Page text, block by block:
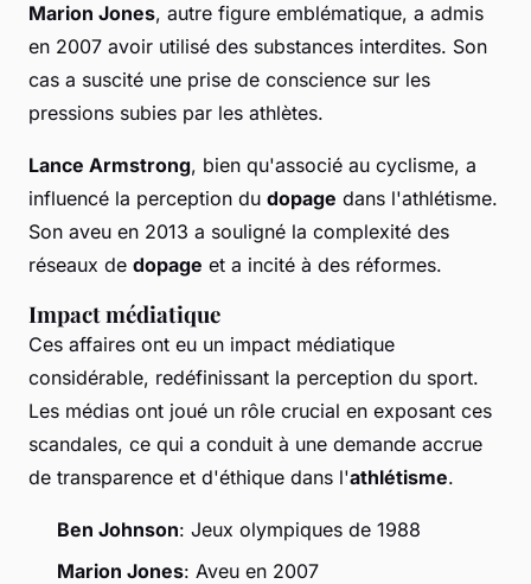
Marion Jones, autre figure emblématique, a admis
en 2007 avoir utilisé des substances interdites. Son
cas a suscité une prise de conscience sur les
pressions subies par les athlètes.
Lance Armstrong, bien qu'associé au cyclisme, a
influencé la perception du dopage dans l'athlétisme.
Son aveu en 2013 a souligné la complexité des
réseaux de dopage et a incité à des réformes.
Impact médiatique
Ces affaires ont eu un impact médiatique
considérable, redéfinissant la perception du sport.
Les médias ont joué un rôle crucial en exposant ces
scandales, ce qui a conduit à une demande accrue
de transparence et d'éthique dans l'athlétisme.
Ben Johnson: Jeux olympiques de 1988
Marion Jones: Aveu en 2007